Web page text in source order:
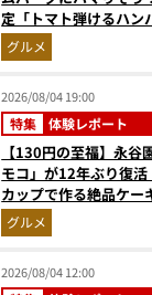
定「トマト弾けるハン
グルメ
2026/08/04 19:00
特集 体験レポート
【130円の至福】永谷
モコ」が12年ぶり復
カップで作る絶品ケー
高にウマかった
グルメ
2026/08/04 12:00